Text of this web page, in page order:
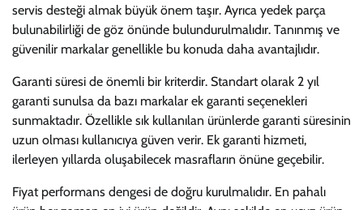
servis desteği almak büyük önem taşır. Ayrıca yedek parça
bulunabilirliği de göz önünde bulundurulmalıdır. Tanınmış ve
güvenilir markalar genellikle bu konuda daha avantajlıdır.
Garanti süresi de önemli bir kriterdir. Standart olarak 2 yıl
garanti sunulsa da bazı markalar ek garanti seçenekleri
sunmaktadır. Özellikle sık kullanılan ürünlerde garanti süresinin
uzun olması kullanıcıya güven verir. Ek garanti hizmeti,
ilerleyen yıllarda oluşabilecek masrafların önüne geçebilir.
Fiyat performans dengesi de doğru kurulmalıdır. En pahalı